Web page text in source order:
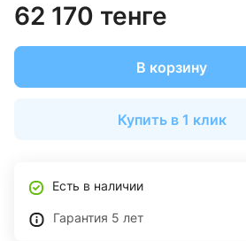
62 170 тенге
В корзину
Купить в 1 клик
Есть в наличии
Гарантия 5 лет